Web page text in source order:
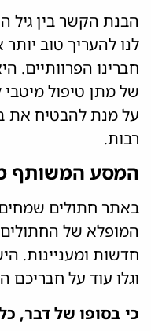
הבנת הקשר בין גיל
לנו להעריך טוב
חברינו הפרוותיים.
של מתן טיפול
על מנת להבטיח את
רבות.
המסע המשותף
באתר חתולים
המופלא של
חדשות ומעניינות.
וגלו עוד על חבריכם
כי בסופו של דבר,